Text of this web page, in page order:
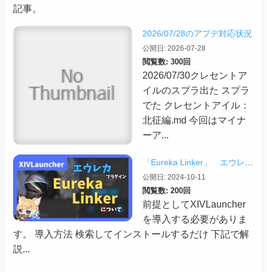
記事。
2026/07/28のアプデ対応状況
公開日: 2026-07-28
閲覧数: 300回
2026/07/30クレセントア
イルのスプラ出た スプラ
でた クレセントアイル：
北征編.md 今回はマイナ
ーア...
「Eureka Linker」 エウレカでの便利プラグイン【2024/10/11更新】
公開日: 2024-10-11
閲覧数: 200回
前提としてXIVLauncher
を導入する必要がありま
す。 導入方法 検索してインストールするだけ 下記で解
説...